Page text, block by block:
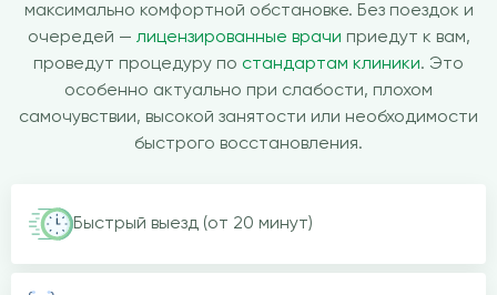
максимально комфортной обстановке. Без поездок и
очередей — лицензированные врачи приедут к вам,
проведут процедуру по стандартам клиники. Это
особенно актуально при слабости, плохом
самочувствии, высокой занятости или необходимости
быстрого восстановления.
Быстрый выезд (от 20 минут)